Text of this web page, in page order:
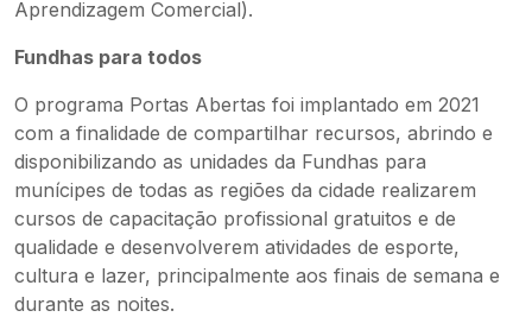
Aprendizagem Comercial).
Fundhas para todos
O programa Portas Abertas foi implantado em 2021
com a finalidade de compartilhar recursos, abrindo e
disponibilizando as unidades da Fundhas para
munícipes de todas as regiões da cidade realizarem
cursos de capacitação profissional gratuitos e de
qualidade e desenvolverem atividades de esporte,
cultura e lazer, principalmente aos finais de semana e
durante as noites.